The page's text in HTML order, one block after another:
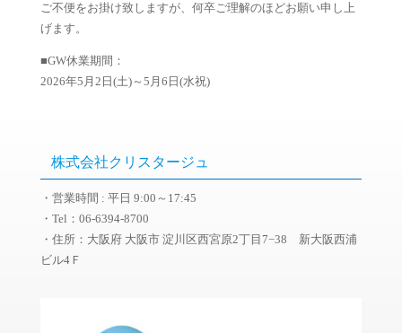
ご不便をお掛け致しますが、何卒ご理解のほどお願い申し上
げます。
■GW休業期間：
2026年5月2日(土)～5月6日(水祝)
株式会社クリスタージュ
・営業時間 : 平日 9:00～17:45
・Tel：06-6394-8700
・住所：大阪府 大阪市 淀川区西宮原2丁目7−38 新大阪西浦
ビル4Ｆ